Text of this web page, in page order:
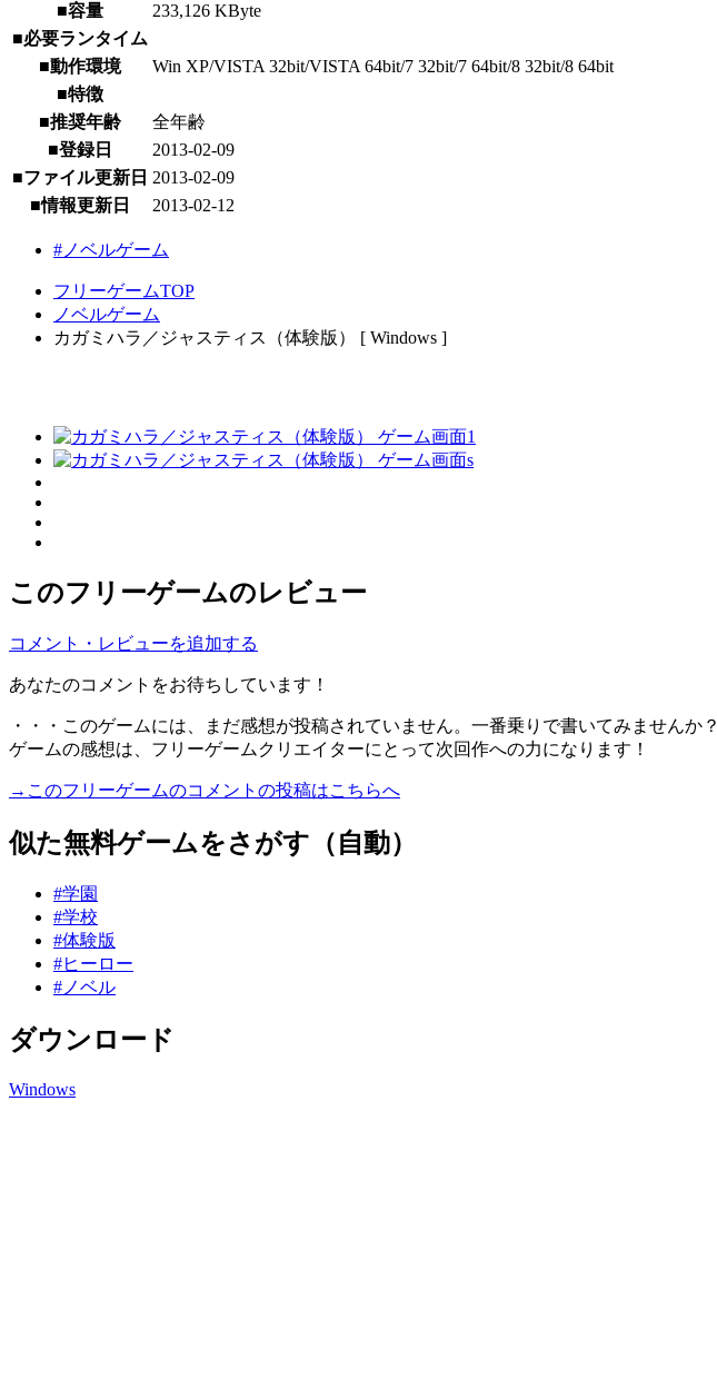
■容量
233,126 KByte
■必要ランタイム
■動作環境
Win XP/VISTA 32bit/VISTA 64bit/7 32bit/7 64bit/8 32bit/8 64bit
■特徴
■推奨年齢
全年齢
■登録日
2013-02-09
■ファイル更新日 2013-02-09
■情報更新日
2013-02-12
#ノベルゲーム
フリーゲームTOP
ノベルゲーム
カガミハラ／ジャスティス（体験版） [ Windows ]
このフリーゲームのレビュー
コメント・レビューを追加する
あなたのコメントをお待ちしています！
・・・このゲームには、まだ感想が投稿されていません。一番乗りで書いてみませんか？
ゲームの感想は、フリーゲームクリエイターにとって次回作への力になります！
→このフリーゲームのコメントの投稿はこちらへ
似た無料ゲームをさがす（自動）
#学園
#学校
#体験版
#ヒーロー
#ノベル
ダウンロード
Windows